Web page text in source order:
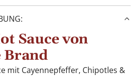
Sauce von
Brand
mit Cayennepfeffer, Chipotles &